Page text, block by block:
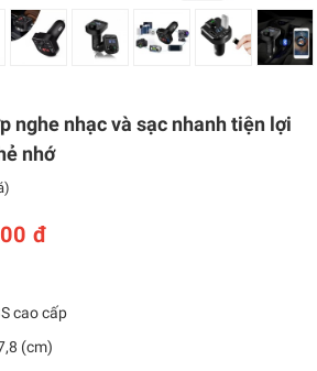
nghe nhạc và sạc nhanh tiện lợi
nhớ
đ
cao cấp
(cm)